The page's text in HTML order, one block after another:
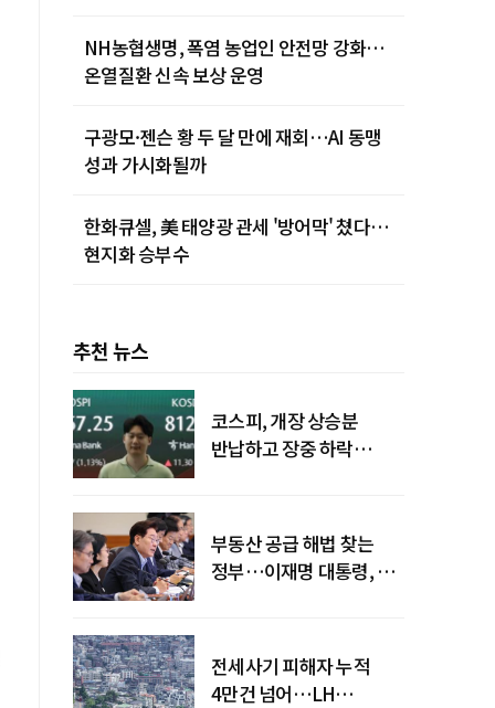
NH농협생명, 폭염 농업인 안전망 강화…
온열질환 신속 보상 운영
구광모·젠슨 황 두 달 만에 재회…AI 동맹
성과 가시화될까
한화큐셀, 美 태양광 관세 '방어막' 쳤다…
현지화 승부수
추천 뉴스
코스피, 개장 상승분
반납하고 장중 하락
부동산 공급 해법 찾는
정부…이재명 대통령, 2차
전세사기 피해자 누적
4만건 넘어…LH